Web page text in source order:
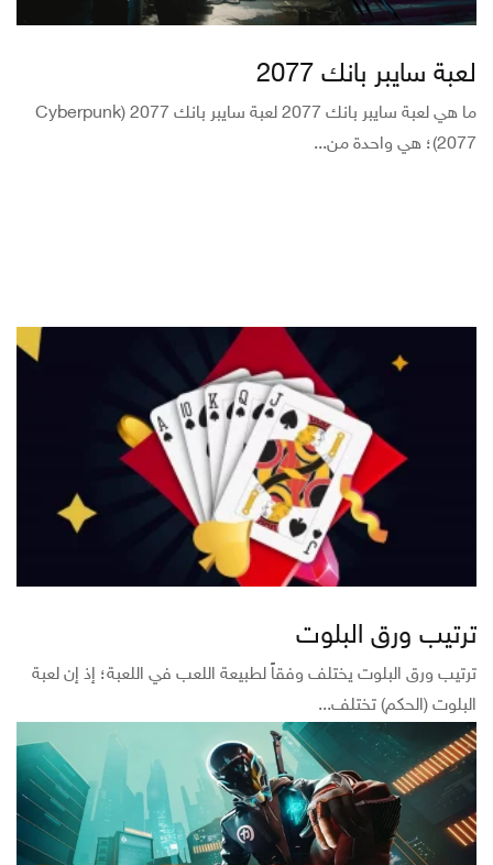
لعبة سايبر بانك 2077
ما هي لعبة سايبر بانك 2077 لعبة سايبر بانك 2077 (Cyberpunk
2077)؛ هي واحدة من...
ترتيب ورق البلوت
ترتيب ورق البلوت يختلف وفقاً لطبيعة اللعب في اللعبة؛ إذ إن لعبة
البلوت (الحكم) تختلف...